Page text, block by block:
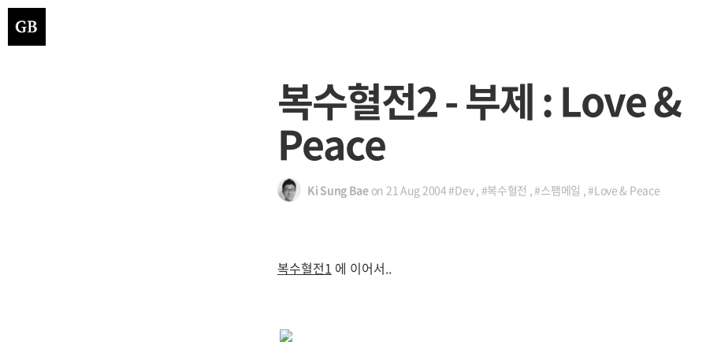
복수혈전2 - 부제 : Love &
Peace
Ki Sung Baeon 21 Aug 2004#Dev, #복수혈전 ,#스팸메일 ,#Love & Peace
복수혈전1 에 이어서..